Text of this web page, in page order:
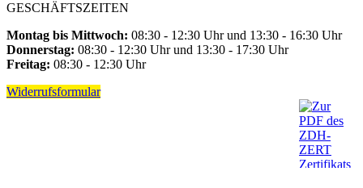
GESCHÄFTSZEITEN
Montag bis Mittwoch: 08:30 - 12:30 Uhr und 13:30 - 16:30 Uhr
Donnerstag: 08:30 - 12:30 Uhr und 13:30 - 17:30 Uhr
Freitag: 08:30 - 12:30 Uhr
Widerrufsformular